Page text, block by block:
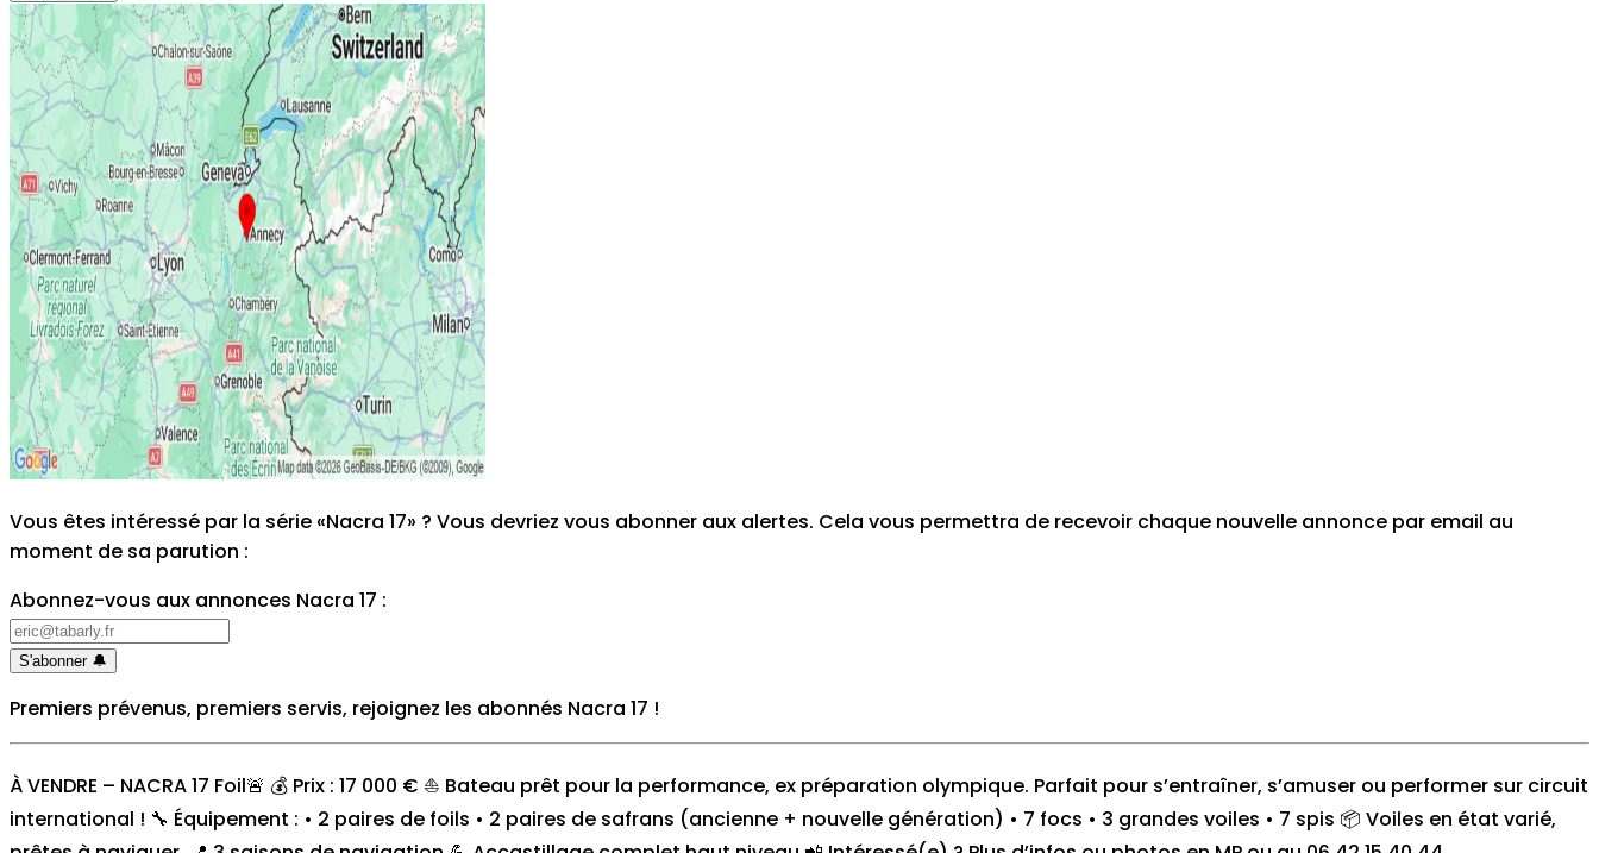
Vous êtes intéressé par la série «Nacra 17» ? Vous devriez vous abonner aux alertes. Cela vous permettra de recevoir chaque nouvelle annonce par email au
moment de sa parution :
Abonnez-vous aux annonces Nacra 17 :
S'abonner 🔔
Premiers prévenus, premiers servis, rejoignez les abonnés Nacra 17 !
À VENDRE – NACRA 17 Foil🚨 💰 Prix : 17 000 € ⛵️ Bateau prêt pour la performance, ex préparation olympique. Parfait pour s’entraîner, s’amuser ou performer sur circuit
international ! 🔧 Équipement : • 2 paires de foils • 2 paires de safrans (ancienne + nouvelle génération) • 7 focs • 3 grandes voiles • 7 spis 📦 Voiles en état varié,